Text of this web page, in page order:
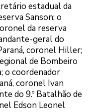
estadual da
Sanson; o
da reserva
geral do
coronel Hiller;
de Bombeiro
o coordenador
coronel Ivan
do 9.º Batalhão de
Edson Leonel